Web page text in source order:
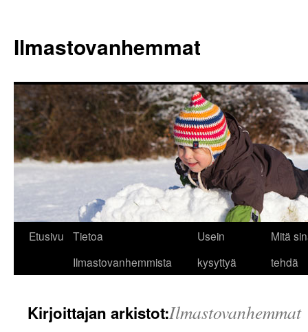
Ilmastovanhemmat
Etusivu
Tietoa
Ilmastovanhemmista
Usein
kysyttyä
Mitä
tehdä
Kirjoittajan arkistot:Ilmastovanhemmat